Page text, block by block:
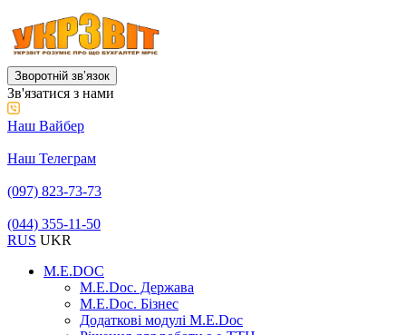
Зворотній звʼязок
Зв'язатися з нами
Наш Вайбер
Наш Телеграм
(097) 823-73-73
(044) 355-11-50
RUS UKR
M.E.DOC
M.E.Doc. Держава
M.E.Doc. Бізнес
Додаткові модулі M.E.Doc